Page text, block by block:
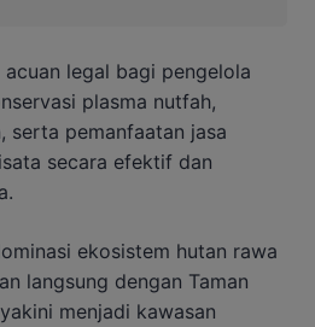
legal bagi pengelola
plasma nutfah,
serta pemanfaatan jasa
secara efektif dan
ekosistem hutan rawa
langsung dengan Taman
menjadi kawasan